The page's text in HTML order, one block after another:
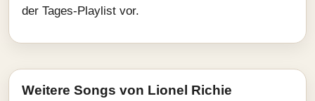
der Tages-Playlist vor.
Weitere Songs von Lionel Richie